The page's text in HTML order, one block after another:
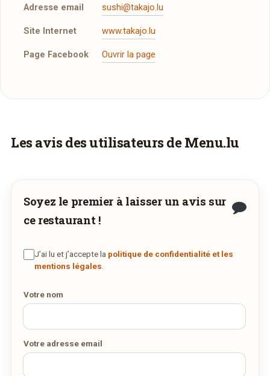
minimum de 18 €)
les chèques repas Sodexo, ainsi que toutes les cartes de
crédit, sauf Diners et Amex. Les cartes ne sont pas
Adresse email sushi@takajo.lu
Site Internet www.takajo.lu
Page Facebook Ouvrir la page
Faites-vous livrer à domicile
COMMANDER EN LIVRAISON
VIA WWW.WEDELY.COM
Les avis des utilisateurs de Menu.lu
Soyez le premier à laisser un avis sur
ce restaurant !
J’ai lu et j’accepte la politique de confidentialité et les
mentions légales
Votre nom
Votre adresse email